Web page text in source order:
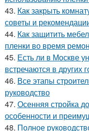
43. Как закрыть
советы и
44. Как защитить
пленки во время
45. Есть ли в Москве
встречаются в других
46. Все этапы
руководство
47. Осенняя стройка
особенности и
48. Полное